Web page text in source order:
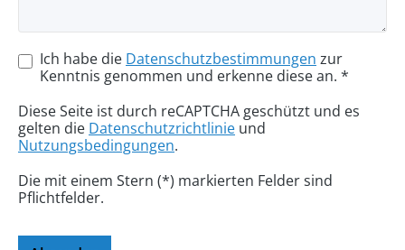
Ich habe die Datenschutzbestimmungen zur
Kenntnis genommen und erkenne diese an. *
Diese Seite ist durch reCAPTCHA geschützt und es
gelten die Datenschutzrichtlinie und
Nutzungsbedingungen.
Die mit einem Stern (*) markierten Felder sind
Pflichtfelder.